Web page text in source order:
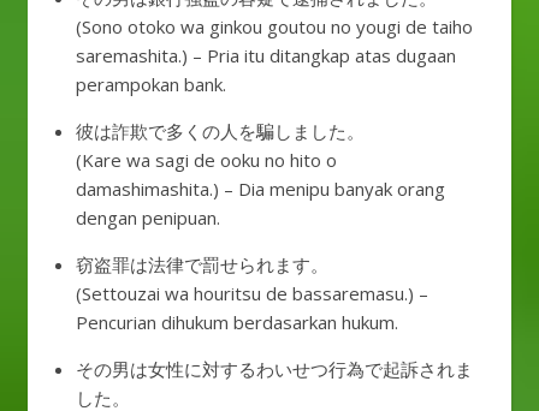
(Sono otoko wa ginkou goutou no yougi de taiho
saremashita.) – Pria itu ditangkap atas dugaan
perampokan bank.
彼は詐欺で多くの人を騙しました。
(Kare wa sagi de ooku no hito o
damashimashita.) – Dia menipu banyak orang
dengan penipuan.
窃盗罪は法律で罰せられます。
(Settouzai wa houritsu de bassaremasu.) –
Pencurian dihukum berdasarkan hukum.
その男は女性に対するわいせつ行為で起訴されま
した。